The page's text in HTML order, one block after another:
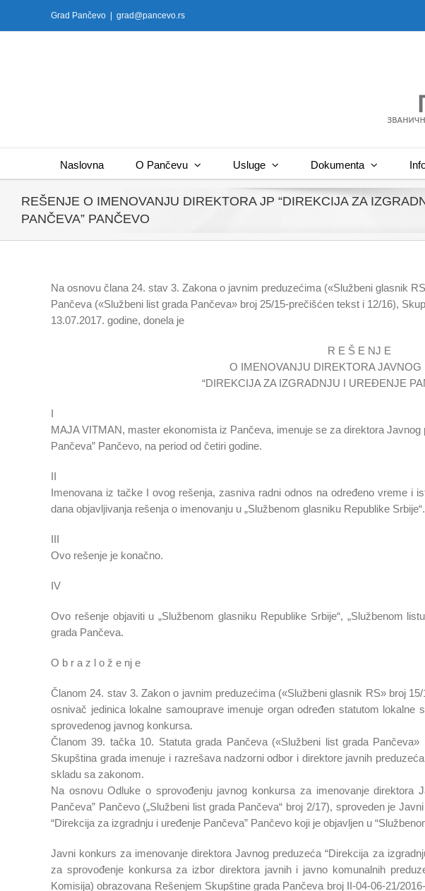
Grad Pančevo grad@pancevo.rs
Naslovna O Pančevu Usluge Dokumenta
REŠENJE O IMENOVANJU DIREKTORA JP “DIREKCIJA ZA
PANČEVA” PANČEVO
Na osnovu člana 24. stav 3. Zakona o javnim preduzećima («Službeni glasnik
Pančeva («Službeni list grada Pančeva» broj 25/15-prečišćen tekst i 12/16),
13.07.2017. godine, donela je
R E Š E NJ E
O IMENOVANJU DIREKTORA JAVNOG
“DIREKCIJA ZA IZGRADNJU I UREĐENJE
I
MAJA VITMAN, master ekonomista iz Pančeva, imenuje se za direktora Javnog
Pančeva” Pančevo, na period od četiri godine.
II
Imenovana iz tačke I ovog rešenja, zasniva radni odnos na određeno vreme i
dana objavljivanja rešenja o imenovanju u „Službenom glasniku Republike Srbije“.
III
Ovo rešenje je konačno.
IV
Ovo rešenje objaviti u „Službenom glasniku Republike Srbije“, „Službenom
grada Pančeva.
O b r a z l o ž e nj e
Članom 24. stav 3. Zakon o javnim preduzećima («Službeni glasnik RS» broj
osnivač jedinica lokalne samouprave imenuje organ određen statutom lokalne
sprovedenog javnog konkursa.
Članom 39. tačka 10. Statuta grada Pančeva («Službeni list grada
Skupština grada imenuje i razrešava nadzorni odbor i direktore javnih
skladu sa zakonom.
Na osnovu Odluke o sprovođenju javnog konkursa za imenovanje direktora
Pančeva” Pančevo („Službeni list grada Pančeva“ broj 2/17), sproveden je
“Direkcija za izgradnju i uređenje Pančeva” Pančevo koji je objavljen u
Javni konkurs za imenovanje direktora Javnog preduzeća “Direkcija za
za sprovođenje konkursa za izbor direktora javnih i javno komunalnih
Komisija) obrazovana Rešenjem Skupštine grada Pančeva broj II-04-06-21/